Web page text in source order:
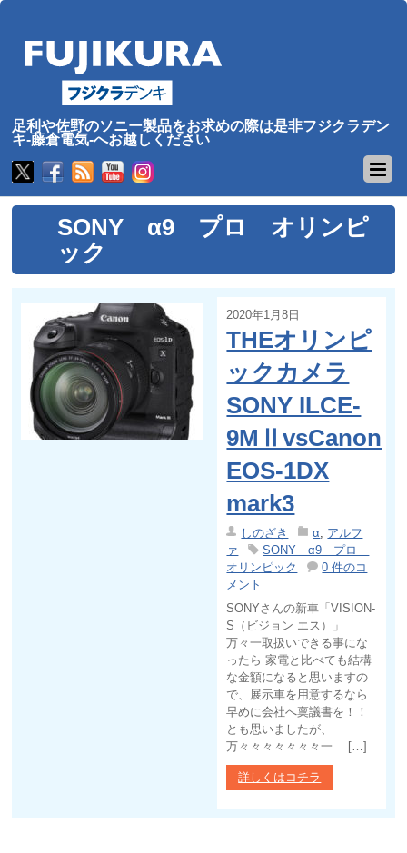
足利や佐野のソニー製品をお求めの際は是非フジクラデン
キ-藤倉電気-へお越しください
SONY α9 プロ オリンピ
ック
2020年1月8日
THEオリンピ
ックカメラ
SONY ILCE-
9MⅡvsCanon
EOS-1DX
mark3
しのざき α
アルフ
ァ
SONY α9 プロ
オリンピック
0 件のコ
メント
SONYさんの新車「VISION-
S（ビジョン エス）」
万々一取扱いできる事にな
ったら 家電と比べても結構
な金額になると思いますの
で、展示車を用意するなら
早めに会社へ稟議書を！！
とも思いましたが、
万々々々々々々々一 […]
詳しくはコチラ